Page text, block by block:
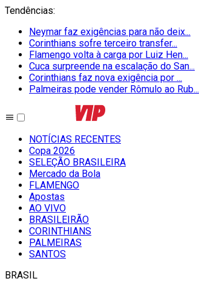
Tendências:
Neymar faz exigências para não deix...
Corinthians sofre terceiro transfer...
Flamengo volta à carga por Luiz Hen...
Cuca surpreende na escalação do San...
Corinthians faz nova exigência por ...
Palmeiras pode vender Rômulo ao Rub...
NOTÍCIAS RECENTES
Copa 2026
SELEÇÃO BRASILEIRA
Mercado da Bola
FLAMENGO
Apostas
AO VIVO
BRASILEIRÃO
CORINTHIANS
PALMEIRAS
SANTOS
BRASIL